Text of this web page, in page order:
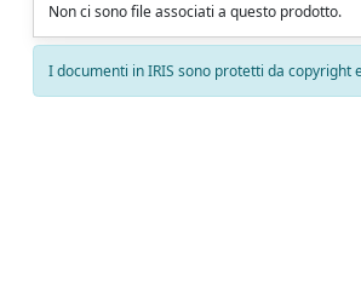
Non ci sono file associati a questo prodotto.
I documenti in IRIS sono protetti da